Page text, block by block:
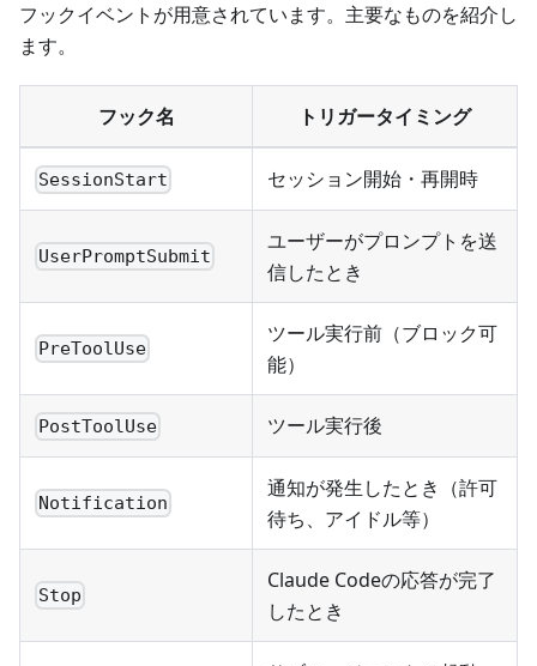
フックイベントが用意されています。主要なものを紹介し
ます。
フック名 トリガータイミング
SessionStart セッション開始・再開時
UserPromptSubmit
ユーザーがプロンプトを送
信したとき
PreToolUse
ツール実行前（ブロック可
能）
PostToolUse ツール実行後
Notification
通知が発生したとき（許可
待ち、アイドル等）
Stop
Claude Codeの応答が完了
したとき